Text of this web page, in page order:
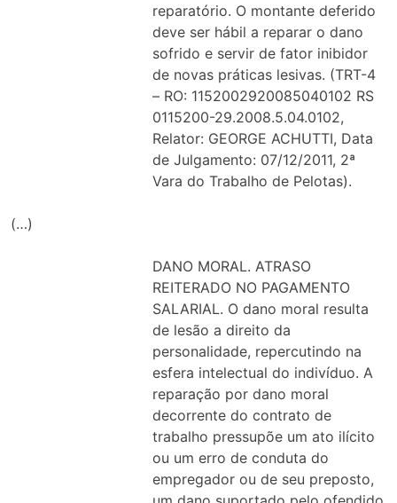
reparatório. O montante deferido
deve ser hábil a reparar o dano
sofrido e servir de fator inibidor
de novas práticas lesivas. (TRT-4
– RO: 1152002920085040102 RS
0115200-29.2008.5.04.0102,
Relator: GEORGE ACHUTTI, Data
de Julgamento: 07/12/2011, 2ª
Vara do Trabalho de Pelotas).
(…)
DANO MORAL. ATRASO
REITERADO NO PAGAMENTO
SALARIAL. O dano moral resulta
de lesão a direito da
personalidade, repercutindo na
esfera intelectual do indivíduo. A
reparação por dano moral
decorrente do contrato de
trabalho pressupõe um ato ilícito
ou um erro de conduta do
empregador ou de seu preposto,